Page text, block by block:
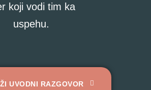
koji vodi tim ka
uspehu.
UVODNI RAZGOVOR